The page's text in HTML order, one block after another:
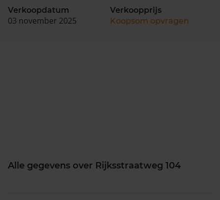
Verkoopdatum
03 november 2025
Verkoopprijs
Koopsom opvragen
Alle gegevens over Rijksstraatweg 104